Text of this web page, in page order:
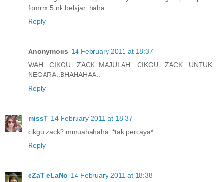
fomrm 5 nk belajar..haha
Reply
Anonymous 14 February 2011 at 18:37
WAH CIKGU ZACK..MAJULAH CIKGU ZACK UNTUK
NEGARA..BHAHAHAA..
Reply
missT 14 February 2011 at 18:37
cikgu zack? mmuahahaha..*tak percaya*
Reply
eZaT eLaNo 14 February 2011 at 18:38